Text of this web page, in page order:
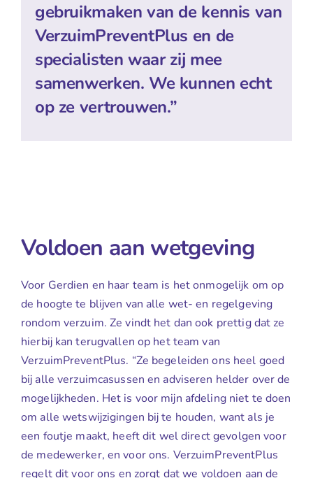
gebruikmaken van de kennis van
VerzuimPreventPlus en de
specialisten waar zij mee
samenwerken. We kunnen echt
op ze vertrouwen.”
Voldoen aan wetgeving
Voor Gerdien en haar team is het onmogelijk om op
de hoogte te blijven van alle wet- en regelgeving
rondom verzuim. Ze vindt het dan ook prettig dat ze
hierbij kan terugvallen op het team van
VerzuimPreventPlus. “Ze begeleiden ons heel goed
bij alle verzuimcasussen en adviseren helder over de
mogelijkheden. Het is voor mijn afdeling niet te doen
om alle wetswijzigingen bij te houden, want als je
een foutje maakt, heeft dit wel direct gevolgen voor
de medewerker, en voor ons. VerzuimPreventPlus
regelt dit voor ons en zorgt dat we voldoen aan de